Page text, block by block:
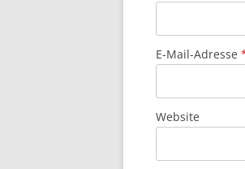
E-Mail-Adresse
Website